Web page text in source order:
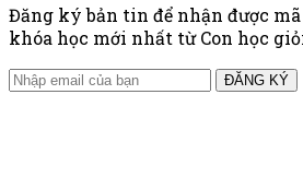
Đăng ký bản tin để nhận được
khóa học mới nhất từ Con học
ĐĂNG KÝ